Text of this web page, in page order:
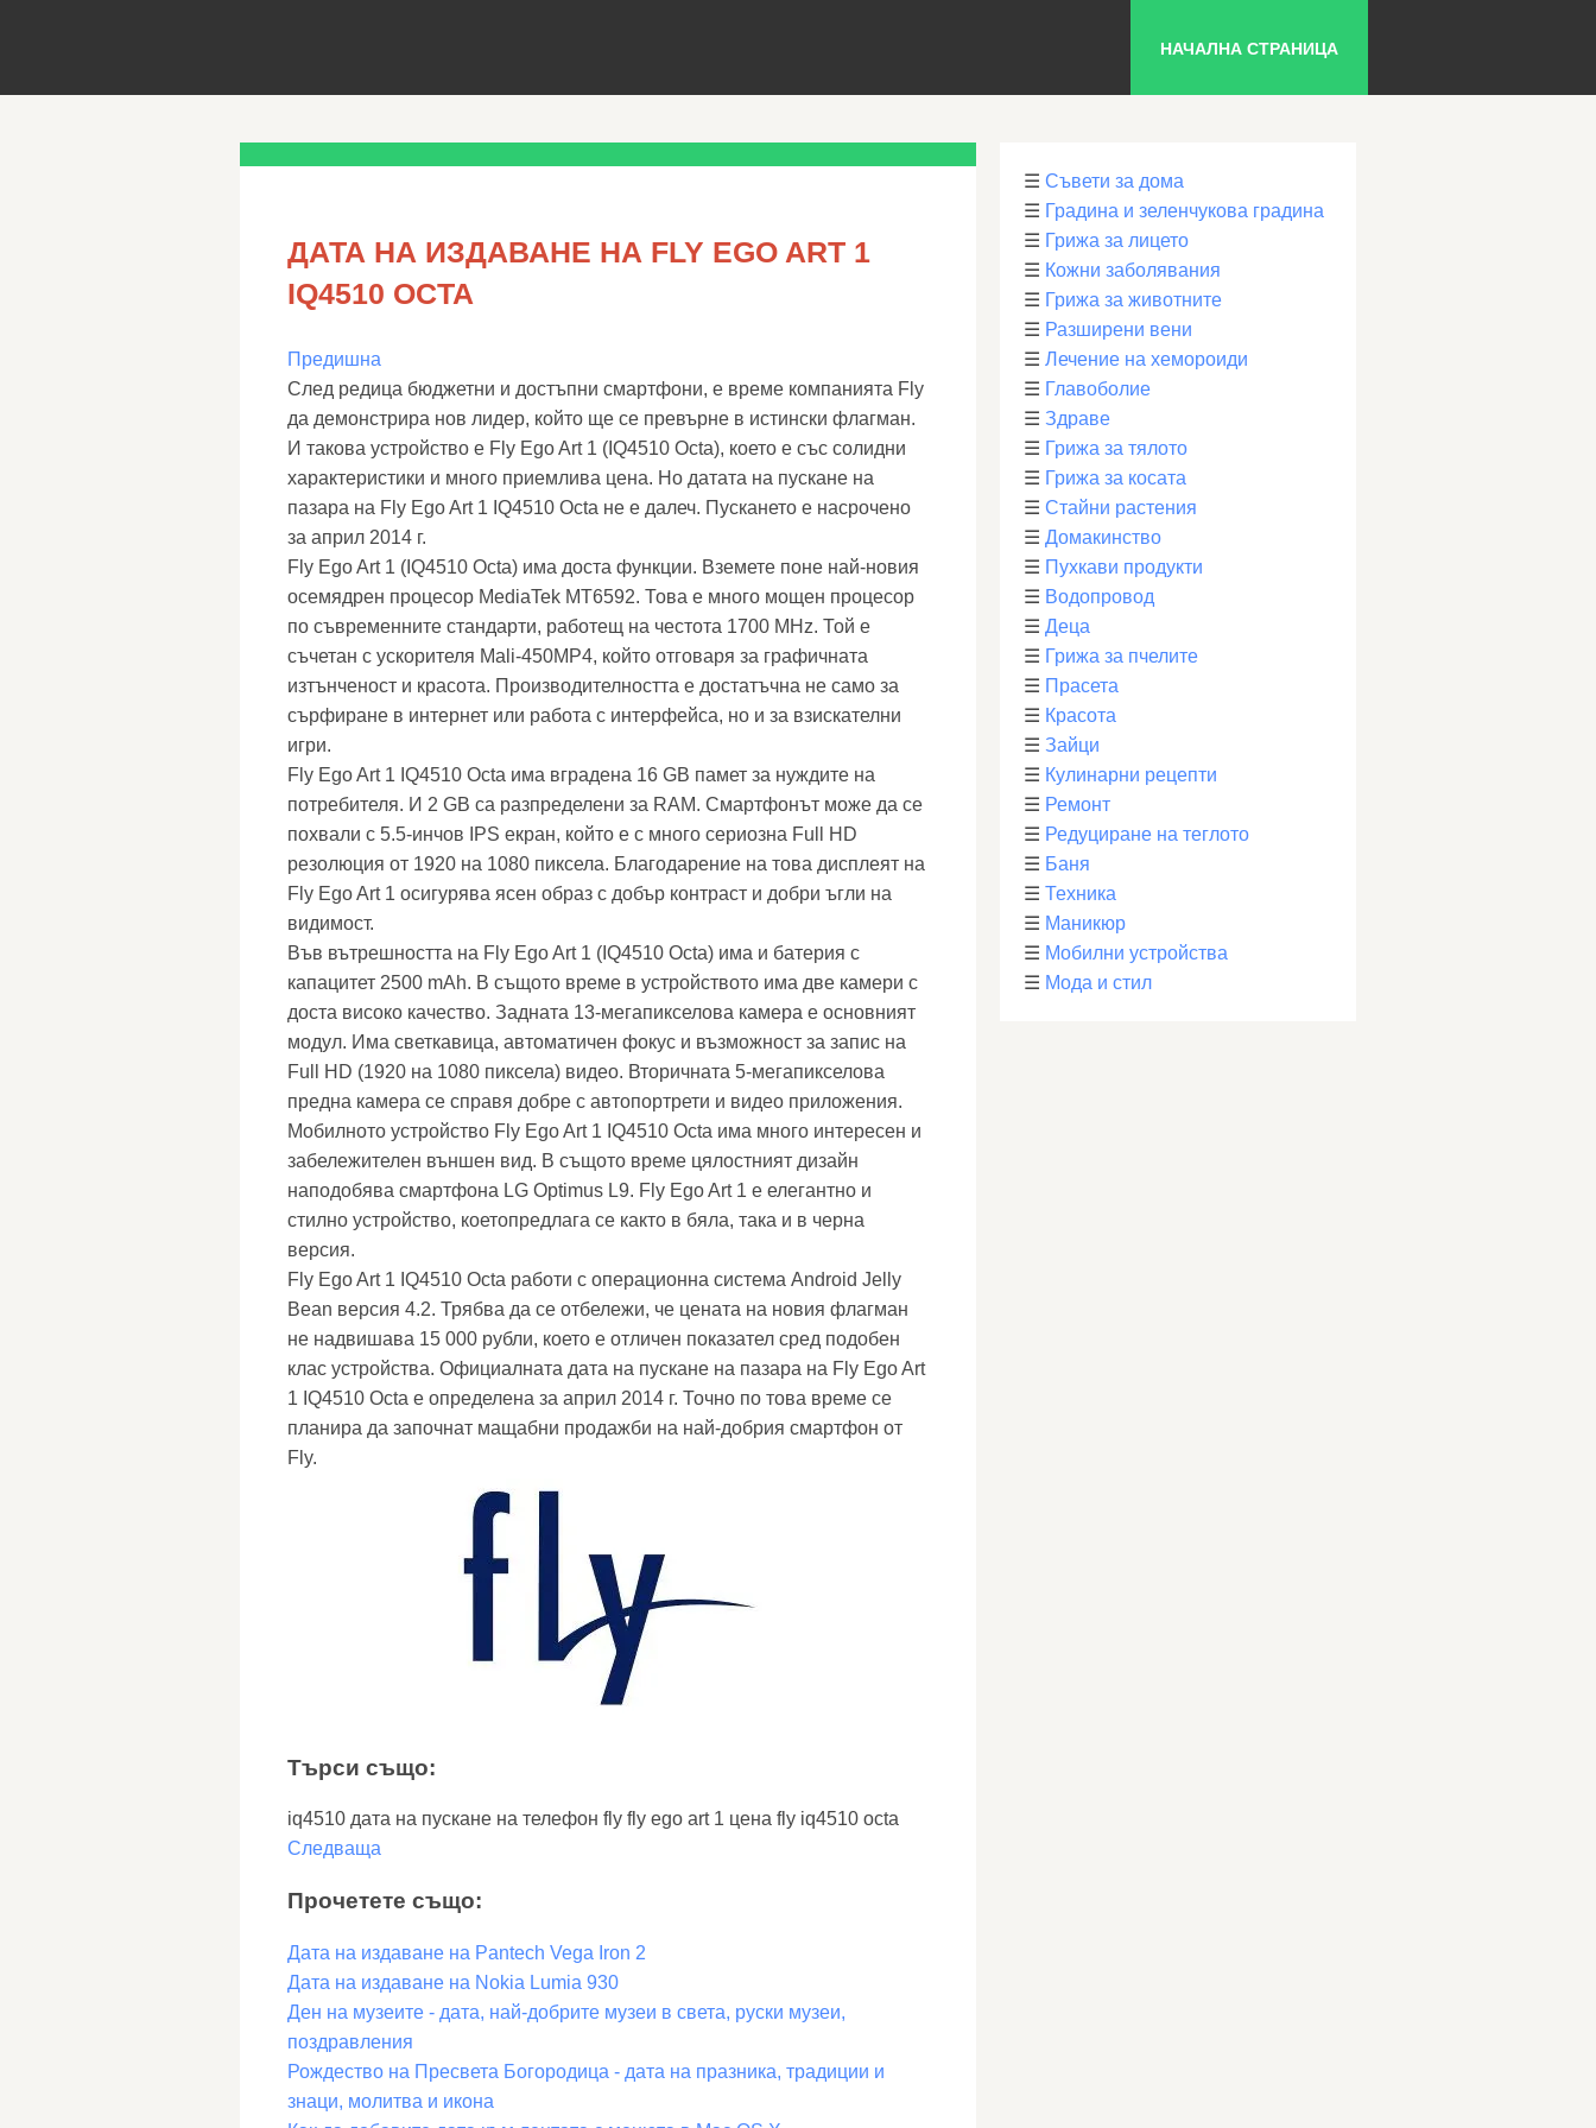
НАЧАЛНА СТРАНИЦА
ДАТА НА ИЗДАВАНЕ НА FLY EGO ART 1
IQ4510 OCTA
Предишна
След редица бюджетни и достъпни смартфони, е време компанията Fly
да демонстрира нов лидер, който ще се превърне в истински флагман.
И такова устройство е Fly Ego Art 1 (IQ4510 Octa), което е със солидни
характеристики и много приемлива цена. Но датата на пускане на
пазара на Fly Ego Art 1 IQ4510 Octa не е далеч. Пускането е насрочено
за април 2014 г.
Fly Ego Art 1 (IQ4510 Octa) има доста функции. Вземете поне най-новия
осемядрен процесор MediaTek MT6592. Това е много мощен процесор
по съвременните стандарти, работещ на честота 1700 MHz. Той е
съчетан с ускорителя Mali-450MP4, който отговаря за графичната
изтънченост и красота. Производителността е достатъчна не само за
сърфиране в интернет или работа с интерфейса, но и за взискателни
игри.
Fly Ego Art 1 IQ4510 Octa има вградена 16 GB памет за нуждите на
потребителя. И 2 GB са разпределени за RAM. Смартфонът може да се
похвали с 5.5-инчов IPS екран, който е с много сериозна Full HD
резолюция от 1920 на 1080 пиксела. Благодарение на това дисплеят на
Fly Ego Art 1 осигурява ясен образ с добър контраст и добри ъгли на
видимост.
Във вътрешността на Fly Ego Art 1 (IQ4510 Octa) има и батерия с
капацитет 2500 mAh. В същото време в устройството има две камери с
доста високо качество. Задната 13-мегапикселова камера е основният
модул. Има светкавица, автоматичен фокус и възможност за запис на
Full HD (1920 на 1080 пиксела) видео. Вторичната 5-мегапикселова
предна камера се справя добре с автопортрети и видео приложения.
Мобилното устройство Fly Ego Art 1 IQ4510 Octa има много интересен и
забележителен външен вид. В същото време цялостният дизайн
наподобява смартфона LG Optimus L9. Fly Ego Art 1 е елегантно и
стилно устройство, коетопредлага се както в бяла, така и в черна
версия.
Fly Ego Art 1 IQ4510 Octa работи с операционна система Android Jelly
Bean версия 4.2. Трябва да се отбележи, че цената на новия флагман
не надвишава 15 000 рубли, което е отличен показател сред подобен
клас устройства. Официалната дата на пускане на пазара на Fly Ego Art
1 IQ4510 Octa е определена за април 2014 г. Точно по това време се
планира да започнат мащабни продажби на най-добрия смартфон от
Fly.
Търси също:
iq4510 дата на пускане на телефон fly fly ego art 1 цена fly iq4510 octa
Следваща
Прочетете също:
Дата на издаване на Pantech Vega Iron 2
Дата на издаване на Nokia Lumia 930
Ден на музеите - дата, най-добрите музеи в света, руски музеи,
поздравления
Рождество на Пресвета Богородица - дата на празника, традиции и
знаци, молитва и икона
☰ Съвети за дома
☰ Градина и зеленчукова градина
☰ Грижа за лицето
☰ Кожни заболявания
☰ Грижа за животните
☰ Разширени вени
☰ Лечение на хемороиди
☰ Главоболие
☰ Здраве
☰ Грижа за тялото
☰ Грижа за косата
☰ Стайни растения
☰ Домакинство
☰ Пухкави продукти
☰ Водопровод
☰ Деца
☰ Грижа за пчелите
☰ Прасета
☰ Красота
☰ Зайци
☰ Кулинарни рецепти
☰ Ремонт
☰ Редуциране на теглото
☰ Баня
☰ Техника
☰ Маникюр
☰ Мобилни устройства
☰ Мода и стил